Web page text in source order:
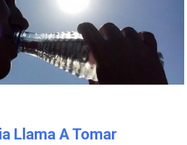
Llama A Tomar